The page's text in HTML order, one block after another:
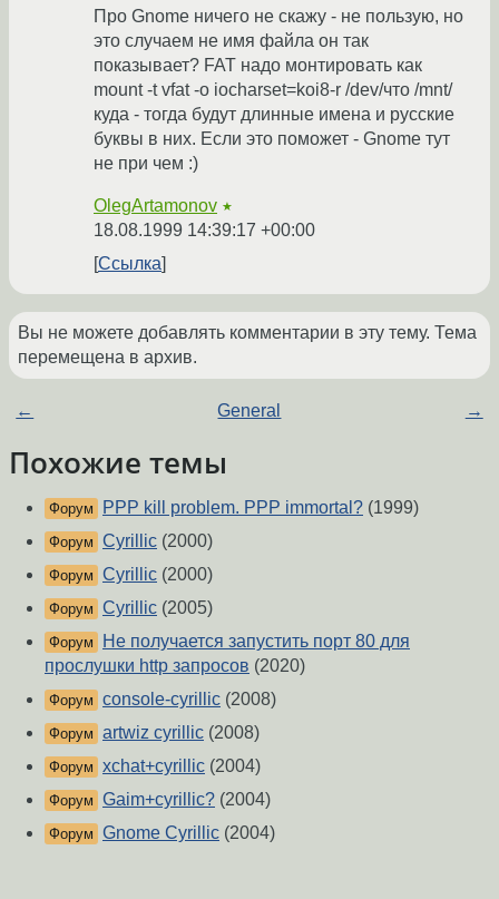
Про Gnome ничего не скажу - не пользую, но
это случаем не имя файла он так
показывает? FAT надо монтировать как
mount -t vfat -o iocharset=koi8-r /dev/что /mnt/
куда - тогда будут длинные имена и русские
буквы в них. Если это поможет - Gnome тут
не при чем :)
OlegArtamonov ★
18.08.1999 14:39:17 +00:00
Ссылка
Вы не можете добавлять комментарии в эту тему. Тема
перемещена в архив.
← General →
Похожие темы
Форум PPP kill problem. PPP immortal? (1999)
Форум Cyrillic (2000)
Форум Cyrillic (2000)
Форум Cyrillic (2005)
Форум
Не получается запустить порт 80 для
прослушки http запросов (2020)
Форум console-cyrillic (2008)
Форум artwiz cyrillic (2008)
Форум xchat+cyrillic (2004)
Форум Gaim+cyrillic? (2004)
Форум Gnome Cyrillic (2004)